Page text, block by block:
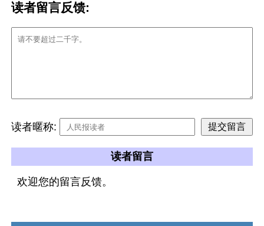
读者留言反馈:
读者暱称:
读者留言
欢迎您的留言反馈。